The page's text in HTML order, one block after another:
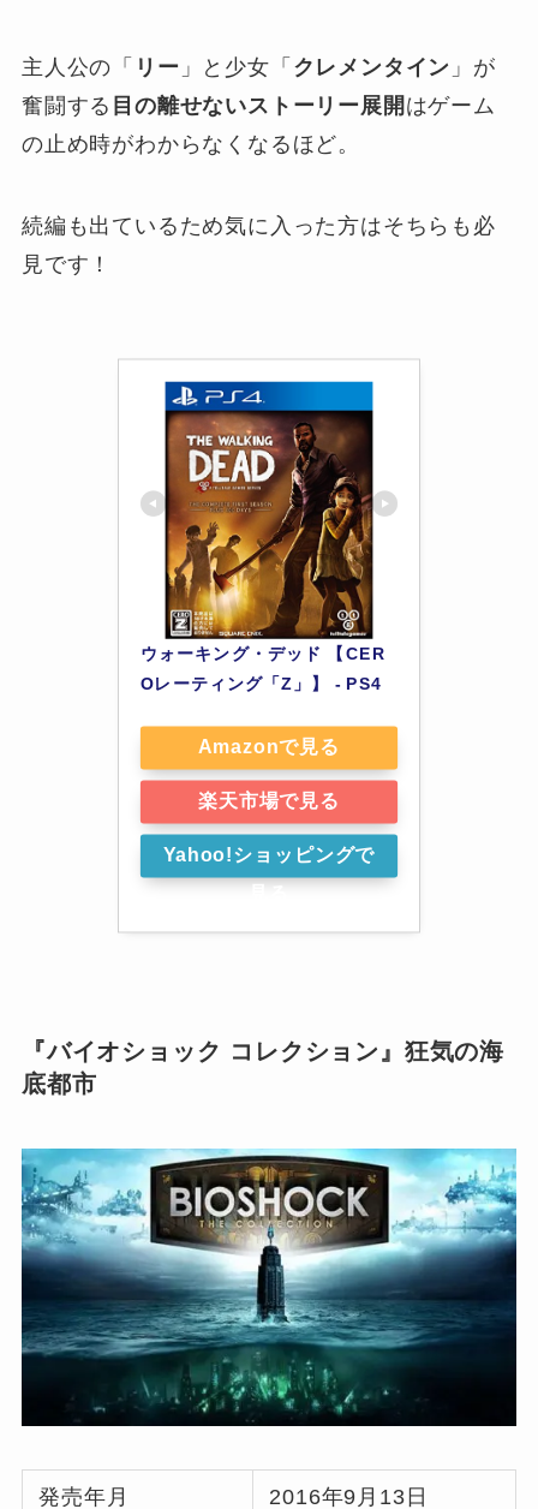
主人公の「 リー 」と少女「 クレメンタイン 」が
奮闘する 目の離せないストーリー展開 はゲーム
の止め時がわからなくなるほど。
続編も出ているため気に入った方はそちらも必
見です！
ウォーキング・デッド 【CER
Oレーティング「Z」】 - PS4
Amazonで見る
楽天市場で見る
Yahoo!ショッピングで
『バイオショック コレクション』狂気の海
底都市
発売年月 2016年9月13日